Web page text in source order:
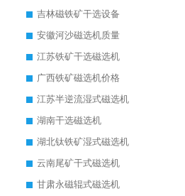
吉林磁铁矿干选设备
安徽河沙磁选机质量
江苏铁矿干选磁选机
广西铁矿磁选机价格
江苏半逆流湿式磁选机
湖南干选磁选机
湖北钛铁矿湿式磁选机
云南尾矿干式磁选机
甘肃永磁辊式磁选机